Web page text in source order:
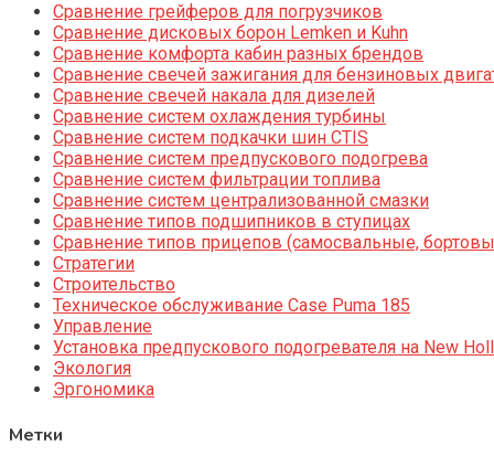
Сравнение грейферов для погрузчиков
Сравнение дисковых борон Lemken и Kuhn
Сравнение комфорта кабин разных брендов
Сравнение свечей зажигания для бензиновых
Сравнение свечей накала для дизелей
Сравнение систем охлаждения турбины
Сравнение систем подкачки шин CTIS
Сравнение систем предпускового подогрева
Сравнение систем фильтрации топлива
Сравнение систем централизованной смазки
Сравнение типов подшипников в ступицах
Сравнение типов прицепов (самосвальные,
Стратегии
Строительство
Техническое обслуживание Case Puma 185
Управление
Установка предпускового подогревателя на New
Экология
Эргономика
Метки